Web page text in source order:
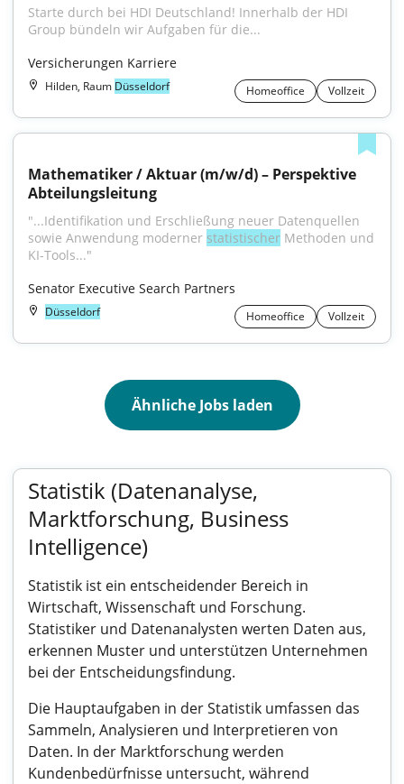
Starte durch bei HDI Deutschland! Innerhalb der HDI
Group bündeln wir Aufgaben für die...
Versicherungen Karriere
Hilden, Raum Düsseldorf Homeoffice Vollzeit
Mathematiker / Aktuar (m/w/d) – Perspektive
Abteilungsleitung
"...Identifikation und Erschließung neuer Datenquellen
sowie Anwendung moderner statistischer Methoden und
KI-Tools..."
Senator Executive Search Partners
Düsseldorf Homeoffice Vollzeit
Ähnliche Jobs laden
Statistik (Datenanalyse,
Marktforschung, Business
Intelligence)
Statistik ist ein entscheidender Bereich in
Wirtschaft, Wissenschaft und Forschung.
Statistiker und Datenanalysten werten Daten aus,
erkennen Muster und unterstützen Unternehmen
bei der Entscheidungsfindung.
Die Hauptaufgaben in der Statistik umfassen das
Sammeln, Analysieren und Interpretieren von
Daten. In der Marktforschung werden
Kundenbedürfnisse untersucht, während